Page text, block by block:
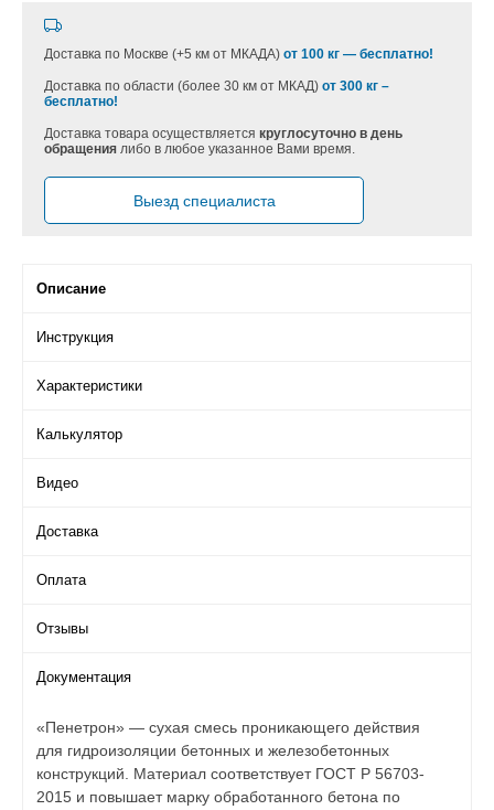
Доставка по Москве (+5 км от МКАДА) от 100 кг — бесплатно!
Доставка по области (более 30 км от МКАД) от 300 кг –
бесплатно!
Доставка товара осуществляется круглосуточно в день
обращения либо в любое указанное Вами время.
Выезд специалиста
Описание
Инструкция
Характеристики
Калькулятор
Видео
Доставка
Оплата
Отзывы
Документация
«Пенетрон» — сухая смесь проникающего действия
для гидроизоляции бетонных и железобетонных
конструкций. Материал соответствует ГОСТ Р 56703-
2015 и повышает марку обработанного бетона по